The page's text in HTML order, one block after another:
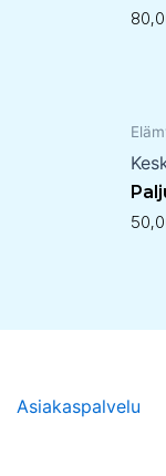
Asiakaspalvelu